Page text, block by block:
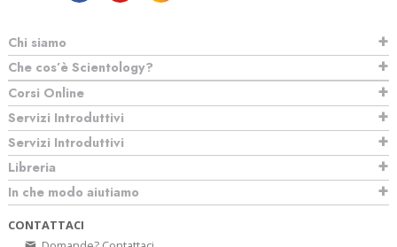
Chi siamo
Che cos’è Scientology?
Corsi Online
Servizi Introduttivi
Servizi Introduttivi
Libreria
In che modo aiutiamo
CONTATTACI